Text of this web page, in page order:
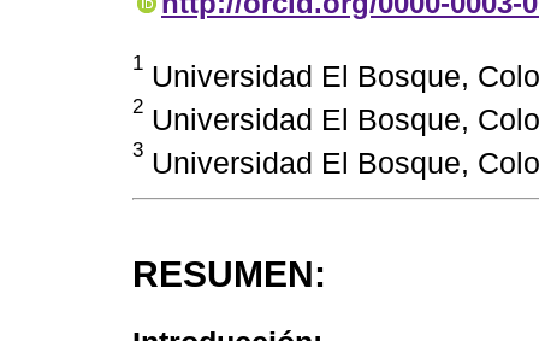
1 Universidad El Bosque,
2 Universidad El Bosque,
3 Universidad El Bosque,
RESUMEN: